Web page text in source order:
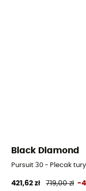
Black Diamond
Pursuit 30 - Plecak
421,62 zł 719,00 zł -